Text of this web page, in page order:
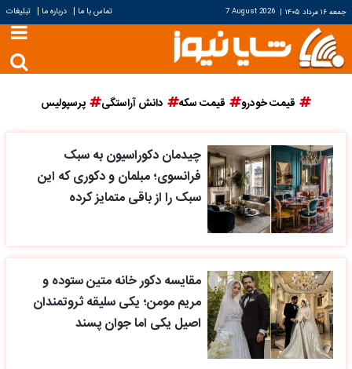
جمعه ۱۶ مرداد ۱۴۰۵ |
7 August 2026 تماس با ما | درباره ما | تبلیغات
قیمت خودرو قیمت سکه دانش آراستگی پرسپولیس
چیدمان دکوراسیون به سبک
فرانسوی؛ مبلمان و دکوری که این
سبک را از باقی متمایز کرده
مقایسه دکور خانه متین ستوده و
مریم مومن؛ یکی سلیقه ثروتمندان
اصیل یکی اما جوان پسند